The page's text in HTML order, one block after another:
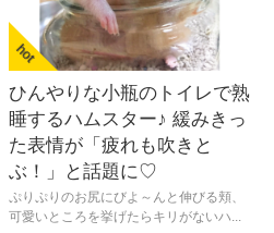
ひんやりな小瓶のトイレで熟
睡するハムスター♪ 緩みきっ
た表情が「疲れも吹きと
ぶ！」と話題に♡
ぷりぷりのお尻にびよ～んと伸びる頬、
可愛いところを挙げたらキリがないハ...